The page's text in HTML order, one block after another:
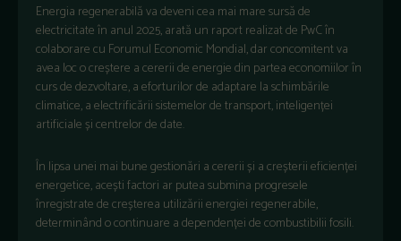
Energia regenerabilă va deveni cea mai mare sursă de
electricitate în anul 2025, arată un raport realizat de PwC în
colaborare cu Forumul Economic Mondial, dar concomitent va
avea loc o creștere a cererii de energie din partea economiilor în
curs de dezvoltare, a eforturilor de adaptare la schimbările
climatice, a electrificării sistemelor de transport, inteligenței
artificiale și centrelor de date.
În lipsa unei mai bune gestionări a cererii și a creșterii eficienței
energetice, acești factori ar putea submina progresele
înregistrate de creșterea utilizării energiei regenerabile,
determinând o continuare a dependenței de combustibilii fosili.